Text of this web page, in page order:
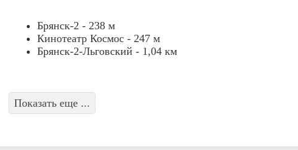
Брянск-2 - 238 м
Кинотеатр Космос - 247 м
Брянск-2-Льговский - 1,04 км
Показать еще ...